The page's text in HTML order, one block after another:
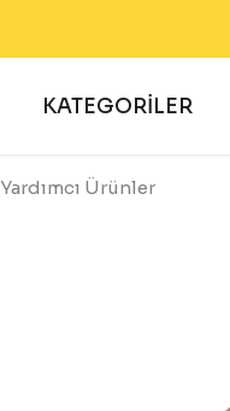
KATEGORİLER
Yardımcı Ürünler